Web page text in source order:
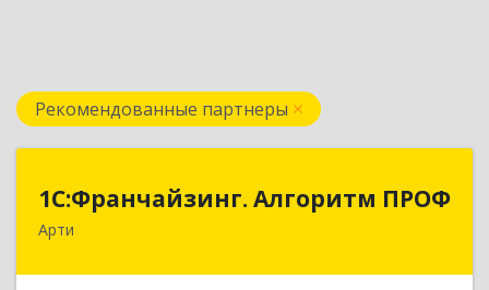
Рекомендованные партнеры
1С:Франчайзинг. Алгоритм ПРОФ
Арти
1С:Франчайзинг. Алгоритм ПРОФ
623340, Свердловская обл, Артинский р-н, Арти